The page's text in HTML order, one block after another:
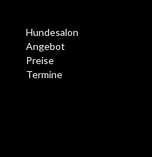
Hundesalon
Angebot
Preise
Termine